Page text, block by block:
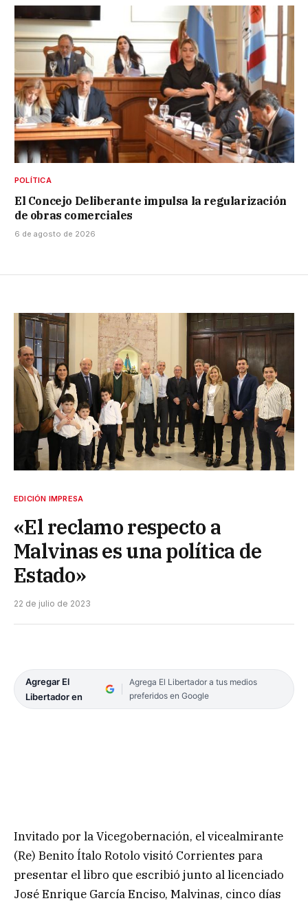
POLÍTICA
El Concejo Deliberante impulsa la regularización
de obras comerciales
6 de agosto de 2026
EDICIÓN IMPRESA
«El reclamo respecto a
Malvinas es una política de
Estado»
22 de julio de 2023
Agregar El
Libertador en
Agrega El Libertador a tus medios
preferidos en Google
Invitado por la Vicegobernación, el vicealmirante
(Re) Benito Ítalo Rotolo visitó Corrientes para
presentar el libro que escribió junto al licenciado
José Enrique García Enciso, Malvinas, cinco días